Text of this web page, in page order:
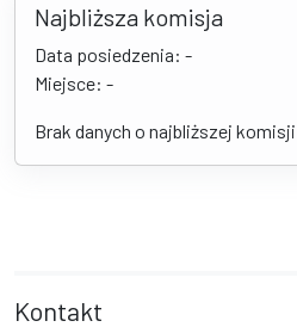
Najbliższa komisja
Data posiedzenia: -
Miejsce: -
Brak danych o najbliższej komisji
Kontakt